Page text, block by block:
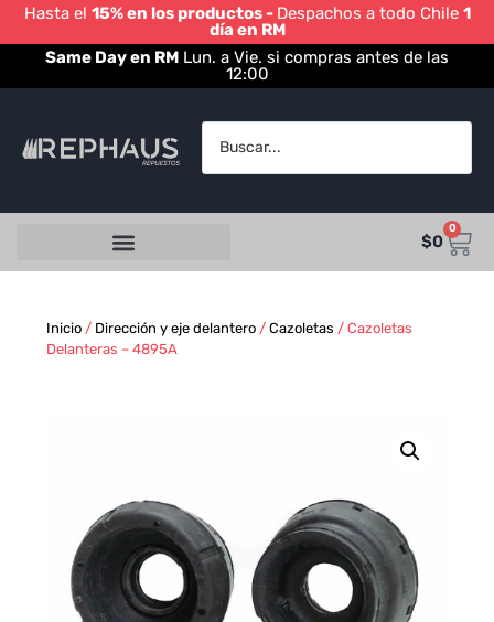
Hasta el 15% en los productos - Despachos a todo Chile 1
día en RM
Same Day en RM Lun. a Vie. si compras antes de las
12:00
$0
0
Inicio / Dirección y eje delantero / Cazoletas / Cazoletas
Delanteras – 4895A